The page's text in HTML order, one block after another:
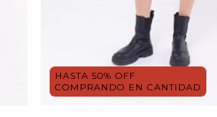
HASTA 50% OFF
COMPRANDO EN CANTIDAD